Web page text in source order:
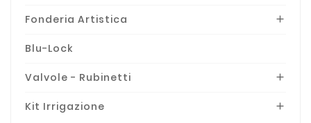
Fonderia Artistica 
Blu-Lock
Valvole - Rubinetti 
Kit Irrigazione 